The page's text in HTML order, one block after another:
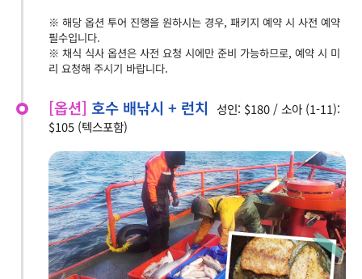
※ 해당 옵션 투어 진행을 원하시는 경우, 패키지 예약 시 사전 예약
필수입니다.
※ 채식 식사 옵션은 사전 요청 시에만 준비 가능하므로, 예약 시 미
리 요청해 주시기 바랍니다.
[옵션] 호수 배낚시 + 런치
성인: $180 / 소아 (1-11):
$105 (텍스포함)